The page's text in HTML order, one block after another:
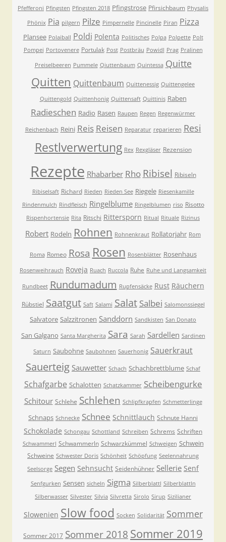
Pfefferoni Pfingsten Pfingsten 2018 Pfingstrose Pfirsichbaum Physalis
Phönix Pia pilgern Pilze Pimpernelle Pincinelle Piran Pizza
Plansee Polaiball Poldi Polenta Politisches Polpa Polpette Polt
Pompei Portovenere Portulak Post Postbräu Powidl Prag Pralinen
Preiselbeeren Pummele Qiuttenbaum Quintessa Quitte
Quitten Quittenbaum Quittenessig Quittengelee
Quittengold Quittenhonig Quittensaft Quittinis Raben
Radieschen Radio Rasen Raupen Regen Regenwürmer
Reichenbach Reini Reis Reisen Reparatur reparieren Resi
Restlverwertung Rex Rexgläser Rezension
Rezepte Rhabarber Rho Ribisel Ribiseln
Ribiselsaft Richard Rieden Rieden See Riegele Riesenkamille
Rindenmulch Rindfleisch Ringelblume Ringelblumen riso Risotto
Rispenhortensie Rita Ritschi Rittersporn Ritual Rituale Rizinus
Robert Rodeln Rohnen Rohnenkraut Rollatorjahr Rom
Roma Romeo Rosa Rosen Rosenblätter Rosenhaus
Rosenweihrauch Roveja Ruach Ruccola Ruhe Ruhe und Langsamkeit
Rundbeet Rundumadum Rupfensäcke Rust Räuchern
Rübstiel Saatgut Saft Salami Salat Salbei Salomonssiegel
Salvatore Salzzitronen Sanddorn Sandkisten San Donato
San Galgano Santa Margherita Sara Sarah Sardellen Sardinen
Saturn Saubohne Saubohnen Sauerhonig Sauerkraut
Sauerteig Sauwetter Schach Schachbrettblume Schaf
Schafgarbe Schalotten Schatzkammer Scheibengurke
Schitour Schlehe Schlehen Schlipfkrapfen Schmetterlinge
Schnaps Schnecke Schnee Schnittlauch Schnute Hanni
Schokolade Schongau Schottland Schreiben Schrems Schriften
Schwammerl Schwammerln Schwarzkümmel Schweigen Schwein
Schweine Schwester Doris Schönheit Schöpfung Seelennahrung
Seelsorge Segen Sehnsucht Seidenhühner Sellerie Senf
Senfgurken Sensen sicheln Sigma Silberblattl Silberblattln
Silberwasser Silvester Silvia Silvretta Sirolo Sirup Sizilianer
Slowenien Slow food Socken Solidarität Sommer
Sommer 2017 Sommer 2018 Sommer 2019